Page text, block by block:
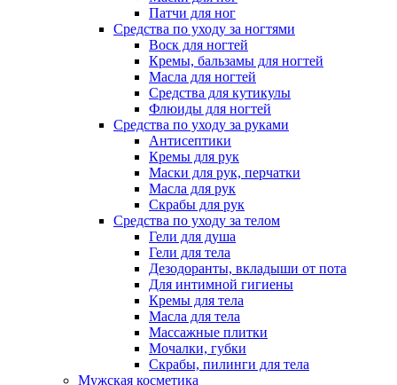
Патчи для ног
Средства по уходу за ногтями
Воск для ногтей
Кремы, бальзамы для ногтей
Масла для ногтей
Средства для кутикулы
Флюиды для ногтей
Средства по уходу за руками
Антисептики
Кремы для рук
Маски для рук, перчатки
Масла для рук
Скрабы для рук
Средства по уходу за телом
Гели для душа
Гели для тела
Дезодоранты, вкладыши от пота
Для интимной гигиены
Кремы для тела
Масла для тела
Массажные плитки
Мочалки, губки
Скрабы, пилинги для тела
Мужская косметика